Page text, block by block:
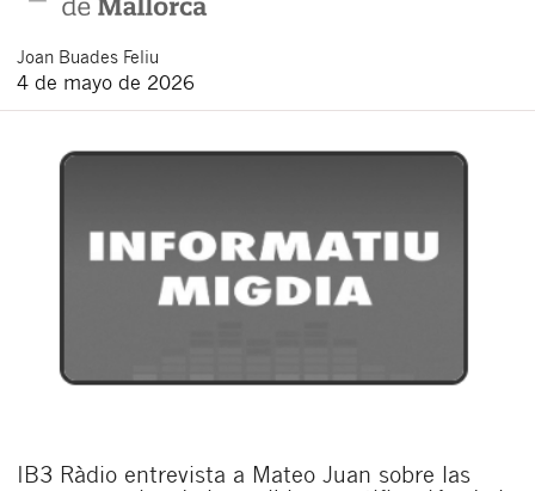
Joan Buades Feliu
4 de mayo de 2026
IB3 Ràdio entrevista a Mateo Juan sobre las